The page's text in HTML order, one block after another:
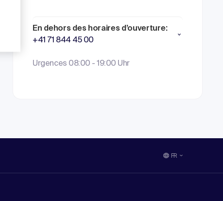
En dehors des horaires d’ouverture:
+41 71 844 45 00
Urgences 08:00 - 19:00 Uhr
FR